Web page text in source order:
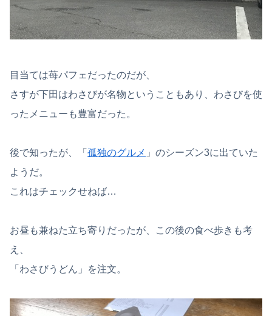
目当ては苺パフェだったのだが、
さすが下田はわさびが名物ということもあり、わさびを使
ったメニューも豊富だった。
後で知ったが、「 孤独のグルメ 」のシーズン3に出ていた
ようだ。
これはチェックせねば…
お昼も兼ねた立ち寄りだったが、この後の食べ歩きも考
え、
「わさびうどん」を注文。